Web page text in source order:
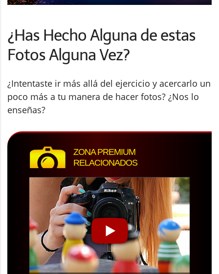
¿Has Hecho Alguna de estas
Fotos Alguna Vez?
¿Intentaste ir más allá del ejercicio y acercarlo un
poco más a tu manera de hacer fotos? ¿Nos lo
enseñas?
ZONA PREMIUM
RELACIONADOS